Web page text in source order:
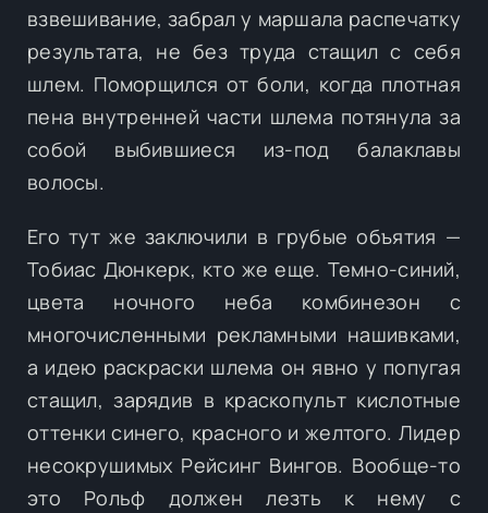
взвешивание, забрал у маршала распечатку
результата, не без труда стащил с себя
шлем. Поморщился от боли, когда плотная
пена внутренней части шлема потянула за
собой выбившиеся из-под балаклавы
волосы.
Его тут же заключили в грубые объятия —
Тобиас Дюнкерк, кто же еще. Темно-синий,
цвета ночного неба комбинезон с
многочисленными рекламными нашивками,
а идею раскраски шлема он явно у попугая
стащил, зарядив в краскопульт кислотные
оттенки синего, красного и желтого. Лидер
несокрушимых Рейсинг Вингов. Вообще-то
это Рольф должен лезть к нему с